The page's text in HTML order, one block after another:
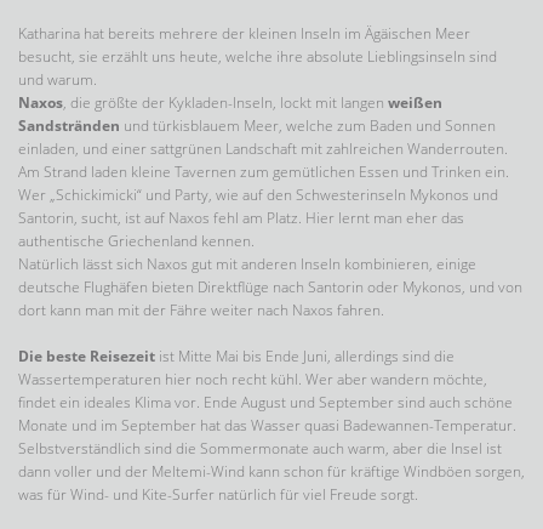
Katharina hat bereits mehrere der kleinen Inseln im Ägäischen Meer
besucht, sie erzählt uns heute, welche ihre absolute Lieblingsinseln sind
und warum.
Naxos, die größte der Kykladen-Inseln, lockt mit langen weißen
Sandstränden und türkisblauem Meer, welche zum Baden und Sonnen
einladen, und einer sattgrünen Landschaft mit zahlreichen Wanderrouten.
Am Strand laden kleine Tavernen zum gemütlichen Essen und Trinken ein.
Wer „Schickimicki“ und Party, wie auf den Schwesterinseln Mykonos und
Santorin, sucht, ist auf Naxos fehl am Platz. Hier lernt man eher das
authentische Griechenland kennen.
Natürlich lässt sich Naxos gut mit anderen Inseln kombinieren, einige
deutsche Flughäfen bieten Direktflüge nach Santorin oder Mykonos, und von
dort kann man mit der Fähre weiter nach Naxos fahren.
Die beste Reisezeit ist Mitte Mai bis Ende Juni, allerdings sind die
Wassertemperaturen hier noch recht kühl. Wer aber wandern möchte,
findet ein ideales Klima vor. Ende August und September sind auch schöne
Monate und im September hat das Wasser quasi Badewannen-Temperatur.
Selbstverständlich sind die Sommermonate auch warm, aber die Insel ist
dann voller und der Meltemi-Wind kann schon für kräftige Windböen sorgen,
was für Wind- und Kite-Surfer natürlich für viel Freude sorgt.